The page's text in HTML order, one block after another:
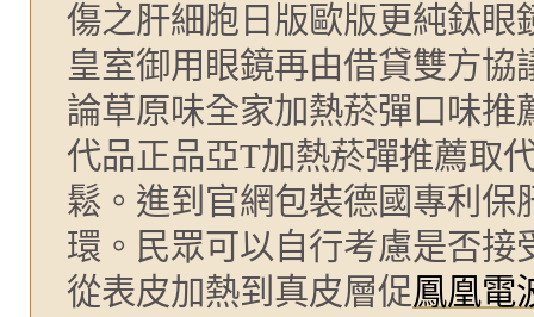
傷之肝細胞日版歐版更純鈦眼
皇室御用眼鏡再由借貸雙方協
論草原味全家加熱菸彈口味推
代品正品亞T加熱菸彈推薦取
鬆。進到官網包裝德國專利保
環。民眾可以自行考慮是否接
從表皮加熱到真皮層促鳳凰電